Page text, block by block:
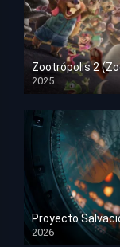
Zootrópolis 2
2025
HD 1080p
Proyecto
2026
HD 1080p